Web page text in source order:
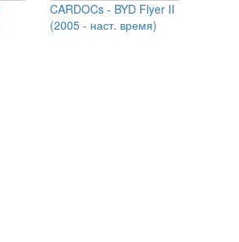
CARDOCs - BYD Flyer II
(2005 - наст. время)